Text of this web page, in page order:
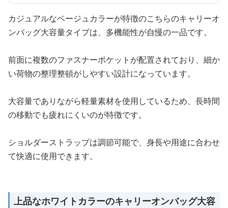
カジュアルなベージュカラーが特徴のこちらのキャリーオ
ンバッグ大容量タイプは、多機能性が自慢の一品です。
前面に複数のファスナーポケットが配置されており、細か
い荷物の整理整頓がしやすい設計になっています。
大容量でありながら軽量素材を使用しているため、長時間
の移動でも疲れにくいのが特徴です。
ショルダーストラップは調節可能で、身長や用途に合わせ
て快適に使用できます。
上品なホワイトカラーのキャリーオンバッグ大容